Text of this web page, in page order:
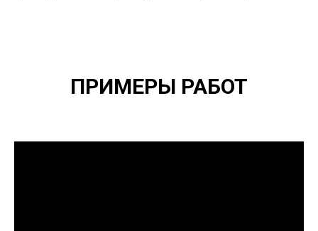
ПРИМЕРЫ РАБОТ